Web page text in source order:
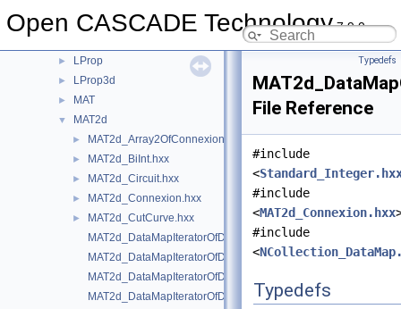
Open CASCADE Technology7.9.0
► LocalAnalysis
► LProp
► LProp3d
► MAT
▼ MAT2d
► MAT2d_Array2OfConnexion.hxx
► MAT2d_BiInt.hxx
► MAT2d_Circuit.hxx
► MAT2d_Connexion.hxx
►
MAT2d_CutCurve.hxx
MAT2d_DataMapIteratorOfDataMapOfBiIntInteger.hxx
MAT2d_DataMapIteratorOfDataMapOfIntegerBisec.hxx
MAT2d_DataMapIteratorOfDataMapOfIntegerConnexion.hxx
Typedefs
File Reference
#include
<
#include
<MAT2d_Connexion.hxx
#include
<
Typedefs